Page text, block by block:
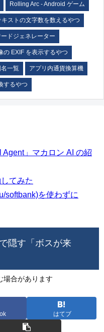
Rolling Arc - Android ゲーム
キストの文字数を数えるやつ
ドジェネレーター
の EXIF を表示するやつ
一覧 アプリ内通貨換算機
するやつ
」マカロン AI の紹
てみた
softbank)を使わずに
隠す「ボスが来
場合があります
はてブ